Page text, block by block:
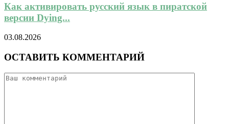
Как активировать русский язык в пиратской
версии Dying...
03.08.2026
ОСТАВИТЬ КОММЕНТАРИЙ